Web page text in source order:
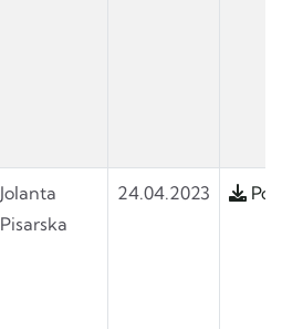
Jolanta
Pisarska
24.04.2023